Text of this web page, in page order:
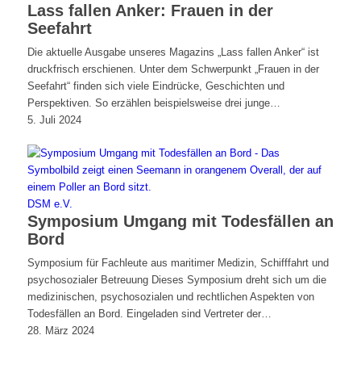
Lass fallen Anker: Frauen in der
Seefahrt
Die aktuelle Ausgabe unseres Magazins „Lass fallen Anker“ ist
druckfrisch erschienen. Unter dem Schwerpunkt „Frauen in der
Seefahrt“ finden sich viele Eindrücke, Geschichten und
Perspektiven. So erzählen beispielsweise drei junge…
5. Juli 2024
DSM e.V.
Symposium Umgang mit Todesfällen an
Bord
Symposium für Fachleute aus maritimer Medizin, Schifffahrt und
psychosozialer Betreuung Dieses Symposium dreht sich um die
medizinischen, psychosozialen und rechtlichen Aspekten von
Todesfällen an Bord. Eingeladen sind Vertreter der…
28. März 2024